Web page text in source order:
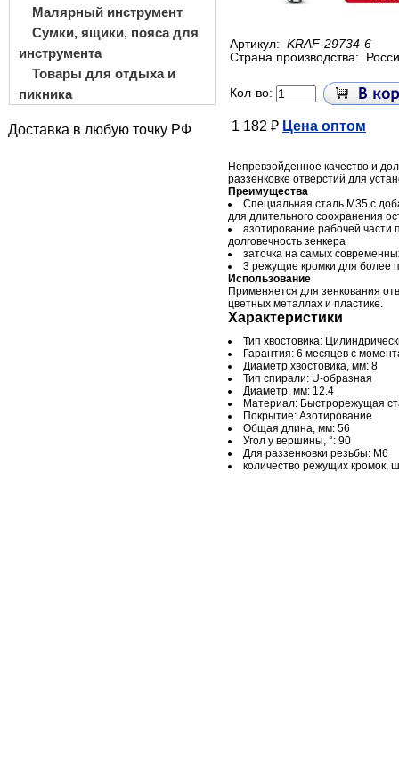
Малярный инструмент
Сумки, ящики, пояса для
инструмента
Товары для отдыха и
пикника
Доставка в любую точку РФ
Артикул: KRAF-29734-6
Страна производства:
Кол-во:
1 182 ₽ Цена оптом
Непревзойденное качество и
раззенковке отверстий для
Преимущества
Специальная сталь М35 с
для длительного соохранения
азотирование рабочей части
долговечность зенкера
заточка на самых
3 режущие кромки для более
Использование
Применяется для зенкования
цветных металлах и пластике.
Характеристики
Тип хвостовика:
Гарантия: 6 месяцев с
Диаметр хвостовика, мм: 8
Тип спирали: U-образная
Диаметр, мм: 12.4
Материал: Быстрорежущая
Покрытие: Азотирование
Общая длина, мм: 56
Угол у вершины, °: 90
Для раззенковки резьбы: М6
количество режущих кромок,